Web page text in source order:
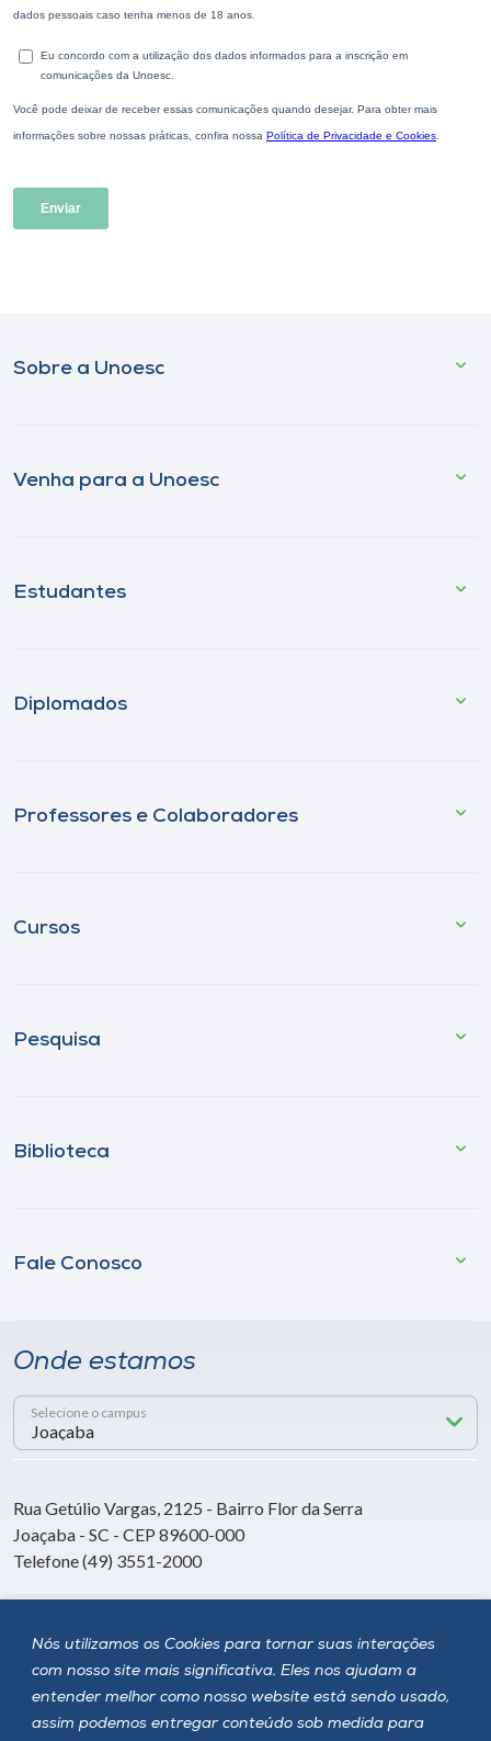
Nós utilizamos os Cookies para tornar suas interações
com nosso site mais significativa. Eles nos ajudam a
entender melhor como nosso website está sendo usado,
assim podemos entregar conteúdo sob medida para
Sobre a Unoesc
Venha para a Unoesc
Estudantes
Diplomados
Professores e Colaboradores
Cursos
Pesquisa
Biblioteca
Fale Conosco
Onde estamos
Selecione o campus
Rua Getúlio Vargas, 2125 - Bairro Flor da Serra
Joaçaba - SC - CEP 89600-000
Telefone (49) 3551-2000
Siga a Unoesc